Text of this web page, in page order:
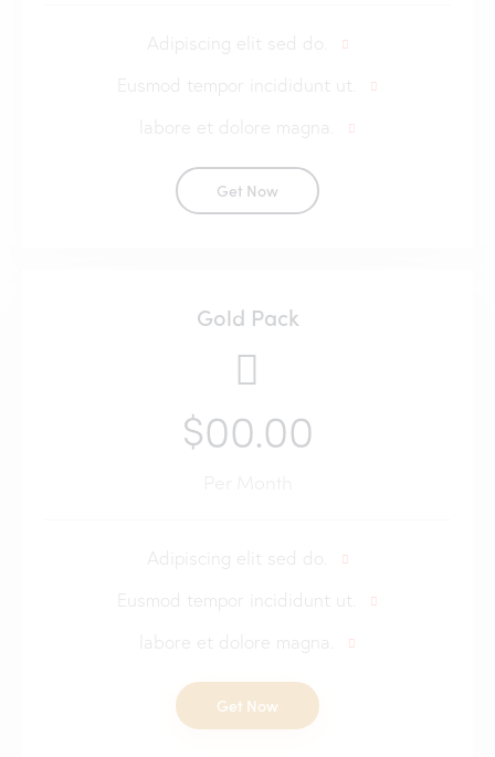
Adipiscing elit sed do.
Eusmod tempor incididunt ut.
labore et dolore magna.
Get Now
Gold Pack
$00.00
Adipiscing elit sed do.
Eusmod tempor incididunt ut.
labore et dolore magna.
Get Now